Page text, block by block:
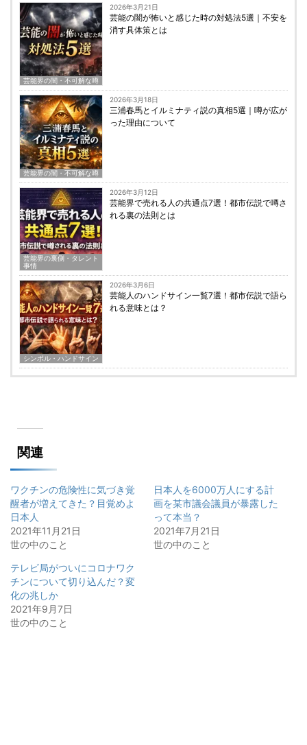
芸能界の闇・不可解な噂
2026年3月21日
芸能の闇が怖いと感じた時の対処法5選｜不安を
消す具体策とは
芸能界の闇・不可解な噂
2026年3月18日
三浦春馬とイルミナティ説の真相5選｜噂が広が
った理由について
芸能界の裏側・タレント
事情
2026年3月12日
芸能界で売れる人の共通点7選！都市伝説で噂さ
れる裏の法則とは
シンボル・ハンドサイン
2026年3月6日
芸能人のハンドサイン一覧7選！都市伝説で語ら
れる意味とは？
関連
ワクチンの危険性に気づき覚
醒者が増えてきた？目覚めよ
日本人
2021年11月21日
世の中のこと
日本人を6000万人にする計
画を某市議会議員が暴露した
って本当？
2021年7月21日
世の中のこと
テレビ局がついにコロナワク
チンについて切り込んだ？変
化の兆しか
2021年9月7日
世の中のこと